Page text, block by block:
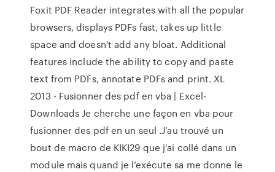
Foxit PDF Reader integrates with all the popular
browsers, displays PDFs fast, takes up little
space and doesn't add any bloat. Additional
features include the ability to copy and paste
text from PDFs, annotate PDFs and print. XL
2013 - Fusionner des pdf en vba | Excel-
Downloads Je cherche une façon en vba pour
fusionner des pdf en un seul .J'au trouvé un
bout de macro de KIKI29 que j'ai collé dans un
module mais quand je l’exécute sa me donne le